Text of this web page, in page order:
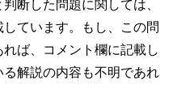
断した問題に関しては、
ています。もし、この問
ば、コメント欄に記載し
解説の内容も不明であれ